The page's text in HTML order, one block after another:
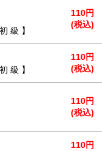
110円
(税込)
級 】
110円
(税込)
級 】
110円
(税込)
110円